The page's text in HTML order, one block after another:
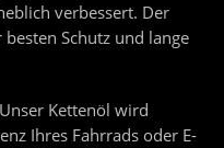
verbessert. Der
Schutz und lange
Unser Kettenöl wird
Ihres Fahrrads oder E-